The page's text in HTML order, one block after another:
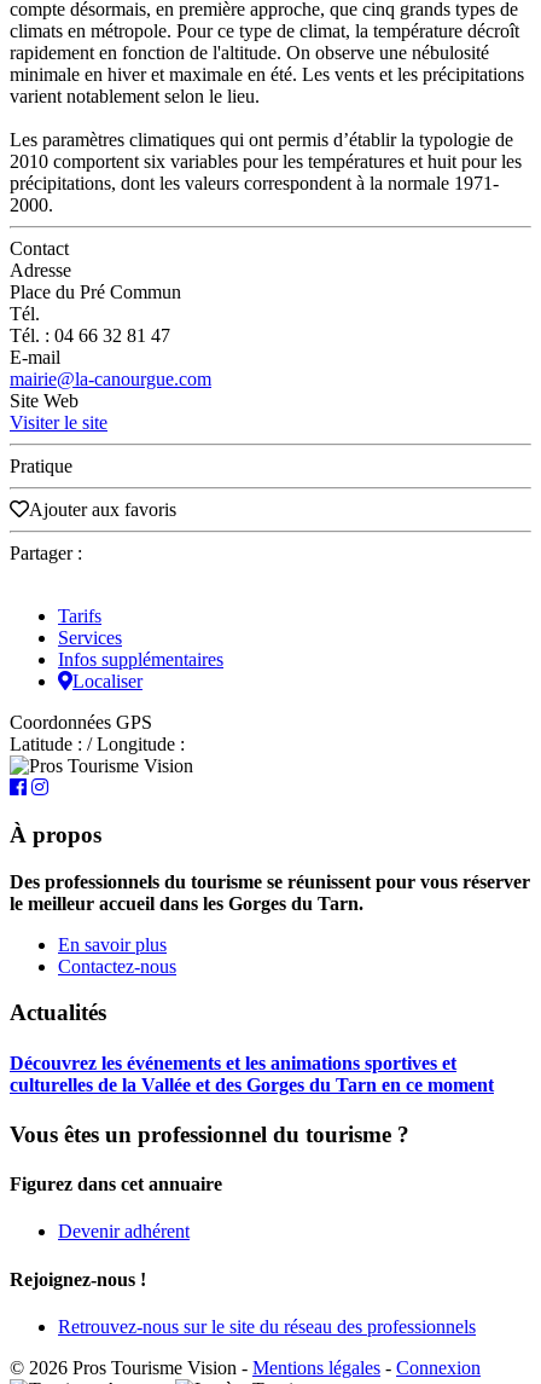
compte désormais, en première approche, que cinq grands types de
climats en métropole. Pour ce type de climat, la température décroît
rapidement en fonction de l'altitude. On observe une nébulosité
minimale en hiver et maximale en été. Les vents et les précipitations
varient notablement selon le lieu.
Les paramètres climatiques qui ont permis d’établir la typologie de
2010 comportent six variables pour les températures et huit pour les
précipitations, dont les valeurs correspondent à la normale 1971-
2000.
Contact
Adresse
Place du Pré Commun
Tél.
Tél. : 04 66 32 81 47
E-mail
mairie@la-canourgue.com
Site Web
Visiter le site
Pratique
Ajouter aux favoris
Partager :
Tarifs
Services
Infos supplémentaires
Localiser
Coordonnées GPS
Latitude : / Longitude :
À propos
Des professionnels du tourisme se réunissent pour vous réserver
le meilleur accueil dans les Gorges du Tarn.
En savoir plus
Contactez-nous
Actualités
Découvrez les événements et les animations sportives et
culturelles de la Vallée et des Gorges du Tarn en ce moment
Vous êtes un professionnel du tourisme ?
Figurez dans cet annuaire
Devenir adhérent
Rejoignez-nous !
Retrouvez-nous sur le site du réseau des professionnels
© 2026 Pros Tourisme Vision - Mentions légales - Connexion